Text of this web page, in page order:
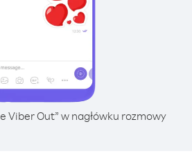
Viber Out” w nagłówku rozmowy